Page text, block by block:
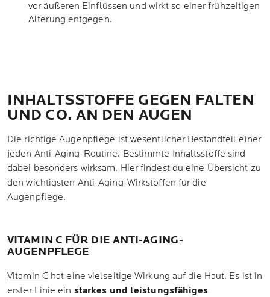
vor äußeren Einflüssen und wirkt so einer frühzeitigen
Alterung entgegen.
INHALTSSTOFFE GEGEN FALTEN
UND CO. AN DEN AUGEN
Die richtige Augenpflege ist wesentlicher Bestandteil einer
jeden Anti-Aging-Routine. Bestimmte Inhaltsstoffe sind
dabei besonders wirksam. Hier findest du eine Übersicht zu
den wichtigsten Anti-Aging-Wirkstoffen für die
Augenpflege.
VITAMIN C FÜR DIE ANTI-AGING-
AUGENPFLEGE
Vitamin C hat eine vielseitige Wirkung auf die Haut. Es ist in
erster Linie ein starkes und leistungsfähiges